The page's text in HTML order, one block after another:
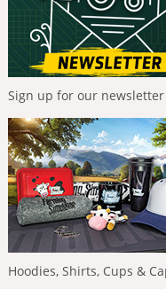
Sign up for our
Hoodies, Shirts, Cups &